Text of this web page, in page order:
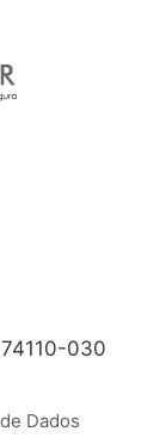
030
Dados